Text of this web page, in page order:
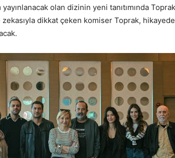
olan dizinin yeni tanıtımında
zekasıyla dikkat çeken komiser Toprak,